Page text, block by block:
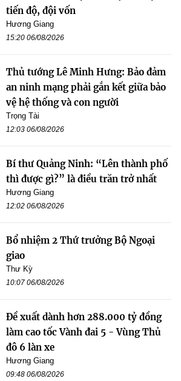
tiến độ, đội vốn
Hương Giang
15:20 06/08/2026
Thủ tướng Lê Minh Hưng: Bảo đảm
an ninh mạng phải gắn kết giữa bảo
vệ hệ thống và con người
Trọng Tài
12:03 06/08/2026
Bí thư Quảng Ninh: “Lên thành phố
thì được gì?” là điều trăn trở nhất
Hương Giang
12:02 06/08/2026
Bổ nhiệm 2 Thứ trưởng Bộ Ngoại
giao
Thư Kỳ
10:07 06/08/2026
Đề xuất dành hơn 288.000 tỷ đồng
làm cao tốc Vành đai 5 - Vùng Thủ
đô 6 làn xe
Hương Giang
09:48 06/08/2026